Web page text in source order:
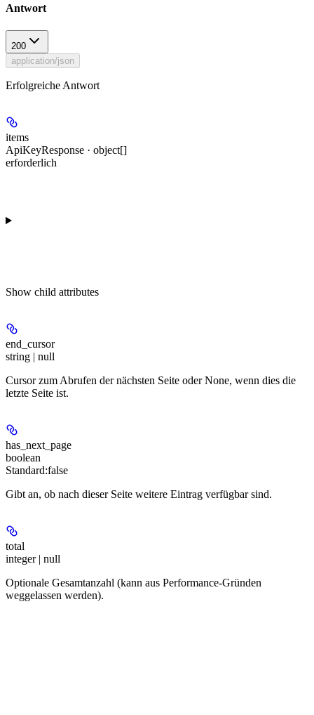
Antwort
200
application/json
Erfolgreiche Antwort
items
ApiKeyResponse · object[]
erforderlich
Show child attributes
end_cursor
string | null
Cursor zum Abrufen der nächsten Seite oder None, wenn dies die
letzte Seite ist.
has_next_page
boolean
Standard:false
Gibt an, ob nach dieser Seite weitere Eintrag verfügbar sind.
total
integer | null
Optionale Gesamtanzahl (kann aus Performance-Gründen
weggelassen werden).